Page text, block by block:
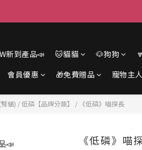
新到產品📣 🐱貓貓 🐶狗狗
會員優惠 🎁免費贈品 寵物主
貓) /低磷【品牌分類】 / 《低磷》喵探長
📣
《低磷》喵